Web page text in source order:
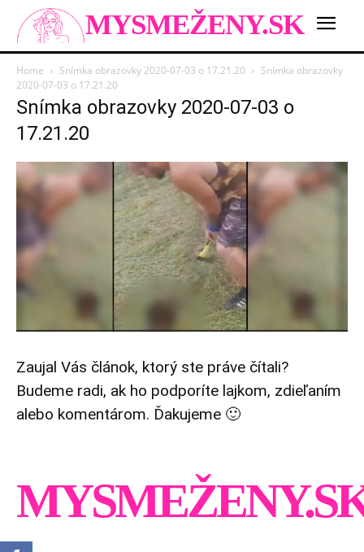
MYSMEŽENY.SK
Home Snímka obrazovky 2020-07-03 o 17.21.20
Snímka obrazovky
2020-07-03 o 17.21.20
Snímka obrazovky 2020-07-03 o
17.21.20
Zaujal Vás článok, ktorý ste práve čítali?
Budeme radi, ak ho podporíte lajkom, zdieľaním
alebo komentárom. Ďakujeme 🙂